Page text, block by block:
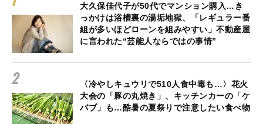
大久保佳代子が50代でマンション購入…き
っかけは浴槽裏の湯垢地獄、「レギュラー番
組が多いほどローンを組みやすい」不動産屋
に言われた“芸能人ならではの事情”
〈冷やしキュウリで510人食中毒も…〉花火
大会の「豚の丸焼き」、キッチンカーの「ケ
バブ」も…酷暑の夏祭りで注意したい食べ物